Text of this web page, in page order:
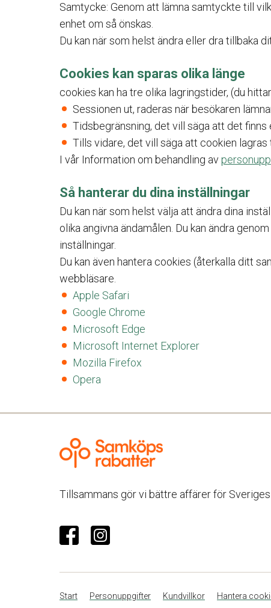
Samtycke: Genom att lämna samtyckte till
enhet om så önskas.
Du kan när som helst ändra eller dra tillbaka
Cookies kan sparas olika länge
cookies kan ha tre olika lagringstider, (du
Sessionen ut, raderas när besökaren
Tidsbegränsning, det vill säga att det
Tills vidare, det vill säga att cookien
I vår Information om behandling av
Så hanterar du dina inställningar
Du kan när som helst välja att ändra dina
olika angivna ändamålen. Du kan ändra
inställningar.
Du kan även hantera cookies (återkalla ditt
webbläsare.
Apple Safari
Google Chrome
Microsoft Edge
Microsoft Internet Explorer
Mozilla Firefox
Opera
Tillsammans gör vi bättre affärer för
Start Personuppgifter Kundvillkor Hantera